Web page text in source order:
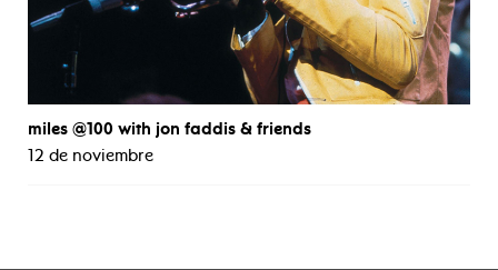
miles @100 with jon faddis & friends
12 de noviembre